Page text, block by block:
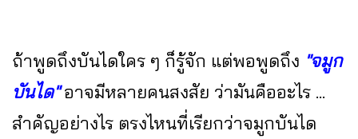
ถ้าพูดถึงบันไดใคร ๆ ก็รู้จัก แต่พอพูดถึง "จมูก
บันได"อาจมีหลายคนสงสัย ว่ามันคืออะไร ...
สำคัญอย่างไร ตรงไหนที่เรียกว่าจมูกบันได